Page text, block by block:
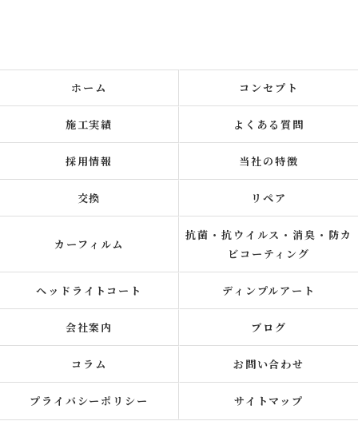
ホーム コンセプト
施工実績 よくある質問
採用情報 当社の特徴
交換 リペア
カーフィルム
抗菌・抗ウイルス・消臭・防カ
ビコーティング
ヘッドライトコート ディンプルアート
会社案内 ブログ
コラム お問い合わせ
プライバシーポリシー サイトマップ